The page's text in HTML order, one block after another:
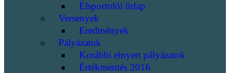
Élsportolói űrlap
Versenyek
Eredmények
Pályázatok
Korábbi elnyert pályázatok
Értékmentés 2016